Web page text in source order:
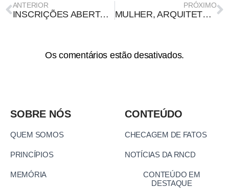
ANTERIOR
INSCRIÇÕES ABERTAS PARA A MESA “POLÍTICAS DE PROTEÇÃO E DE COMBATE À VIOLÊNCIA DE GÊNERO NAS UNIVERSIDADES, IFS E CEFETS”
PRÓXIMO
MULHER, ARQUITETURA E MODERNIZAÇÃO DE BELÉM
Os comentários estão desativados.
SOBRE NÓS
QUEM SOMOS
PRINCÍPIOS
MEMÓRIA
CONTEÚDO
CHECAGEM DE FATOS
NOTÍCIAS DA RNCD
CONTEÚDO EM
DESTAQUE